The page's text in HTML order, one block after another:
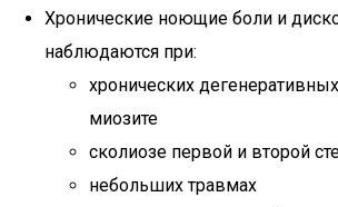
Хронические ноющие боли и
наблюдаются при:
хронических
миозите
сколиозе первой и второй
небольших травмах